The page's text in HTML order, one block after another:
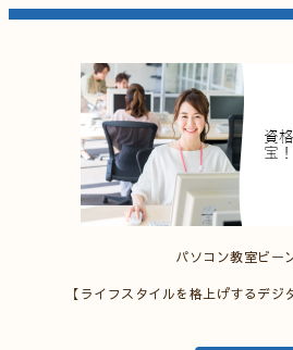
パソコン教室ビー
【ライフスタイルを格上げするデジ